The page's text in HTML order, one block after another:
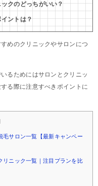
クのどっちがいい？
ントは？
めのクリニックやサロンにつ
るためにはサロンとクリニッ
る際に注意すべきポイントに
毛サロン一覧【最新キャンペー
リニック一覧｜注目プランを比